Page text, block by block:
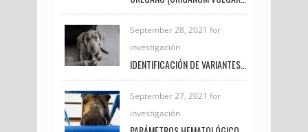
September 28, 2021 for
investigación
September 27, 2021 for
investigación